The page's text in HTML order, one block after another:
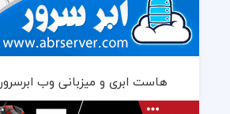
هاست ابری و میزبانی وب ابرسرور